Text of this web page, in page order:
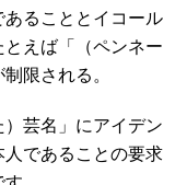
ることとイコール
えば「（ペンネー
限される。
芸名」にアイデン
であることの要求